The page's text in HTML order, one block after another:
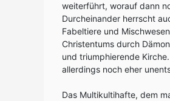
weiterführt, worauf dann
Durcheinander herrscht
Fabeltiere und
Christentums durch
und triumphierende
allerdings noch eher
Das Multikultihafte, dem